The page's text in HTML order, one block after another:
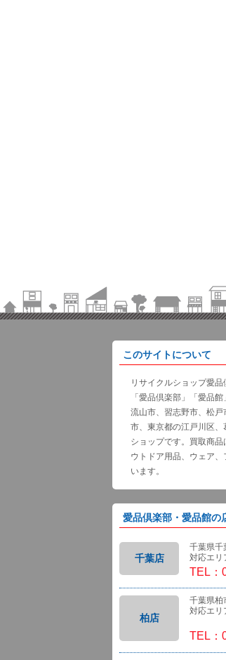
このサイトについて
リサイクルショップ愛品
「愛品倶楽部」「愛品
流山市、習志野市、松
市、東京都の江戸川区
ショップです。買取商
ウトドア用品、ウェア
います。
愛品倶楽部・愛品館の
千葉店
千葉県千
対応エリ
TEL：
柏店
千葉県柏
対応エリ
茨城
TEL：